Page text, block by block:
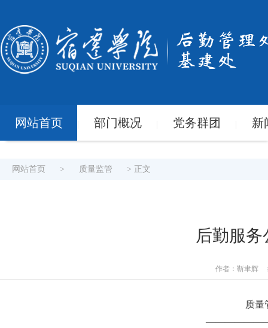
网站首页 部门概况 党务群团 新
网站首页 > 质量监管 > 正文
后勤服
作者：靳聿辉
质量